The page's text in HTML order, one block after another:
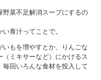
菜不足解消スープにするの
青汁ってことで。
いもを増やすとか、りんごな
ミキサーなど）にかけるス
回いろんな食材を投入して